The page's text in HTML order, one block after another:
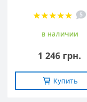
5
в наличии
1 246 грн.
Купить